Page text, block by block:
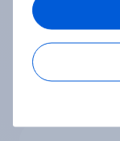
Más allá
sobre
España
Informes